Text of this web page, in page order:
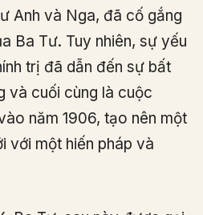
Anh và Nga, đã cố gắng
Ba Tư. Tuy nhiên, sự yếu
trị đã dẫn đến sự bất
và cuối cùng là cuộc
năm 1906, tạo nên một
với một hiến pháp và